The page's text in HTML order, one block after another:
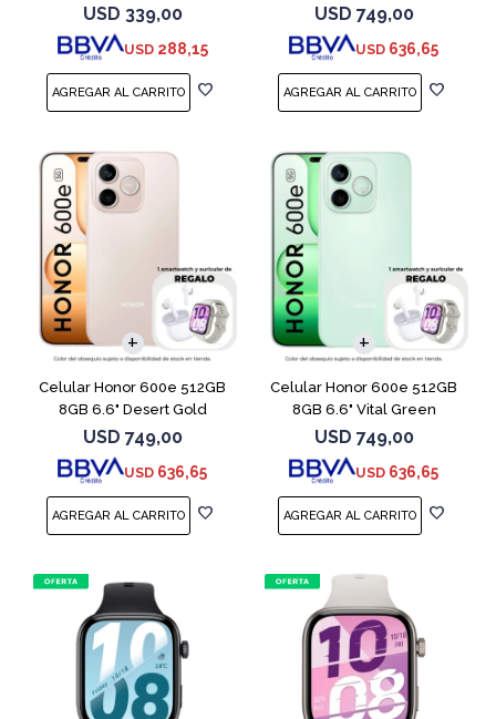
USD 339,00
USD 288,15
USD 749,00
USD 636,65
Celular Honor 600e 512GB
8GB 6.6" Desert Gold
USD 749,00
USD 636,65
COMPARAR
Celular Honor 600e 512GB
8GB 6.6" Vital Green
USD 749,00
USD 636,65
COMPARAR